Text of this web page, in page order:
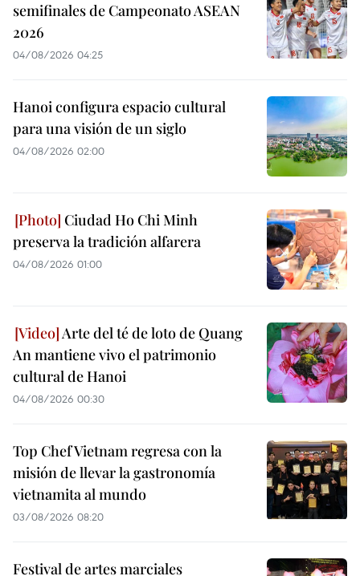
semifinales de Campeonato ASEAN
2026
04/08/2026 04:25
Hanoi configura espacio cultural
para una visión de un siglo
04/08/2026 02:00
Ciudad Ho Chi Minh
preserva la tradición alfarera
04/08/2026 01:00
Arte del té de loto de Quang
An mantiene vivo el patrimonio
cultural de Hanoi
04/08/2026 00:30
Top Chef Vietnam regresa con la
misión de llevar la gastronomía
vietnamita al mundo
03/08/2026 08:20
Festival de artes marciales